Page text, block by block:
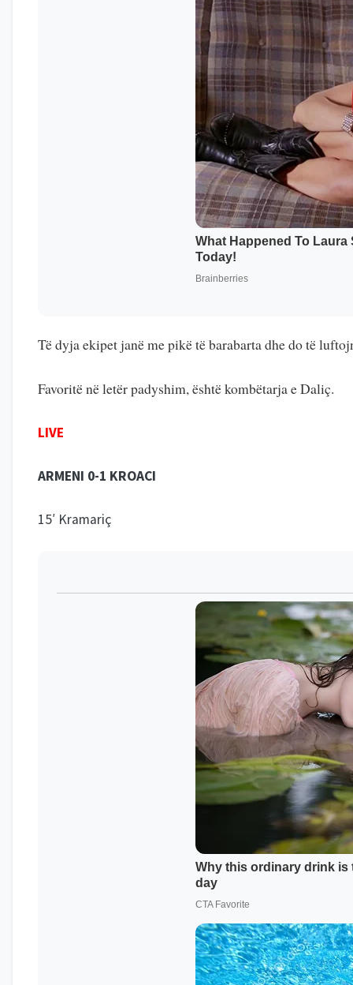
Të dyja ekipet janë me pikë të barabarta dhe do të
Favoritë në letër padyshim, është kombëtarja e Daliç.
LIVE
ARMENI 0-1 KROACI
15′ Kramariç